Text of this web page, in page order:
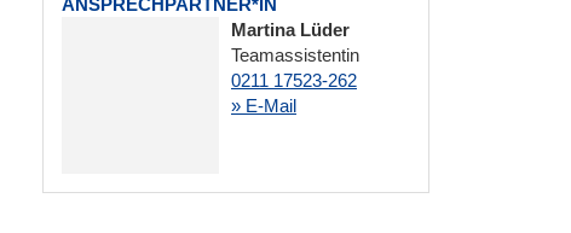
ANSPRECHPARTNER*IN
Martina Lüder
Teamassistentin
0211 17523-262
» E-Mail